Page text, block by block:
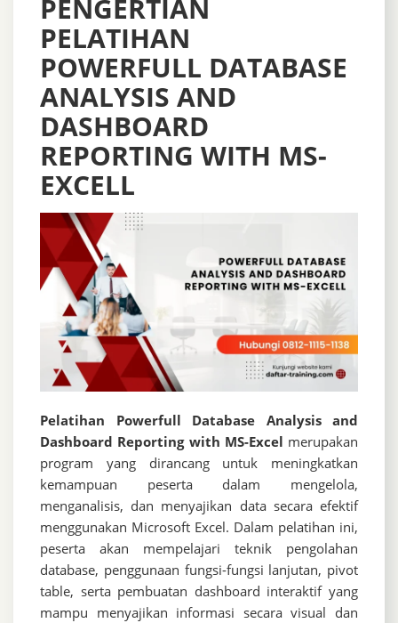
PENGERTIAN
PELATIHAN
POWERFULL DATABASE
ANALYSIS AND
DASHBOARD
REPORTING WITH MS-
EXCELL
Pelatihan Powerfull Database Analysis and
Dashboard Reporting with MS-Excel merupakan
program yang dirancang untuk meningkatkan
kemampuan peserta dalam mengelola,
menganalisis, dan menyajikan data secara efektif
menggunakan Microsoft Excel. Dalam pelatihan ini,
peserta akan mempelajari teknik pengolahan
database, penggunaan fungsi-fungsi lanjutan, pivot
table, serta pembuatan dashboard interaktif yang
mampu menyajikan informasi secara visual dan